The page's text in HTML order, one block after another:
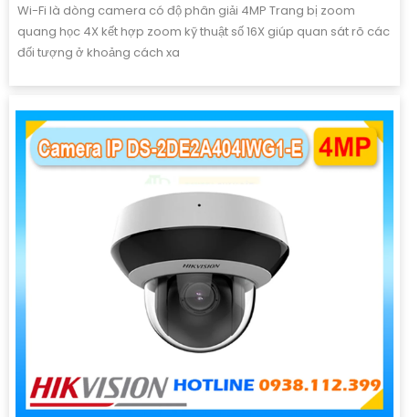
Wi-Fi là dòng camera có độ phân giải 4MP Trang bị zoom
quang học 4X kết hợp zoom kỹ thuật số 16X giúp quan sát rõ các
đối tượng ở khoảng cách xa